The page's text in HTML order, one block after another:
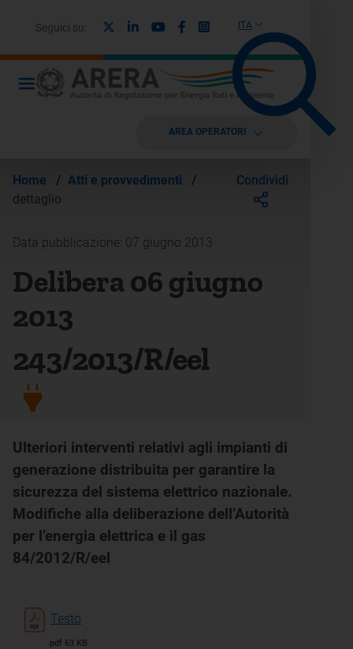
ITA
Seguici su: LinkedinYoutubeFacebook
Instagram
AREA OPERATORI
Home / Atti e provvedimenti
/
dettaglio
Condividi
Data pubblicazione: 07 giugno 2013
Delibera 06 giugno
2013
243/2013/R/eel
Ulteriori interventi relativi agli impianti di
generazione distribuita per garantire la
sicurezza del sistema elettrico nazionale.
Modifiche alla deliberazione dell’Autorità
per l’energia elettrica e il gas
84/2012/R/eel
Testo
pdf 63 KB